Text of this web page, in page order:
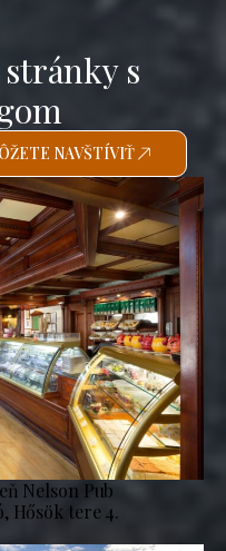
s
NAVŠTÍVIŤ
Nelson Pub
Hősök tere 4.